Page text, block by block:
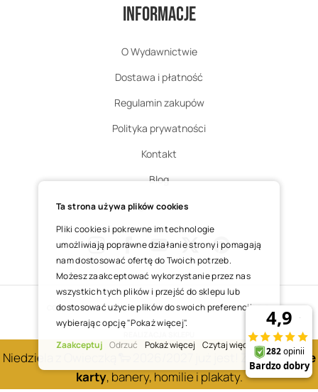
Niedziela z Owieczką 🐑 2026/2027 już jest! Zobacznowe
karty, banery, homilie i plakaty.
Informacje
O Wydawnictwie
Dostawa i płatność
Regulamin zakupów
Polityka prywatności
Kontakt
Blog
Zgłoś zwrot
InstagramFacebookYoutube
X Pinterest
COPYRIGHT © 2025 ŚWIĘTY WOJCIECH DOM MEDIALNY SP. Z O.O.
Ta strona używa plików cookies
Pliki cookies i pokrewne im technologie
umożliwiają poprawne działanie strony i pomagają
nam dostosować ofertę do Twoich potrzeb.
Możesz zaakceptować wykorzystanie przez nas
wszystkich tych plików i przejść do sklepu lub
dostosować użycie plików do swoich preferencji,
wybierając opcję "Pokaż więcej".
Zaakceptuj Odrzuć Pokaż więcej Czytaj więcej